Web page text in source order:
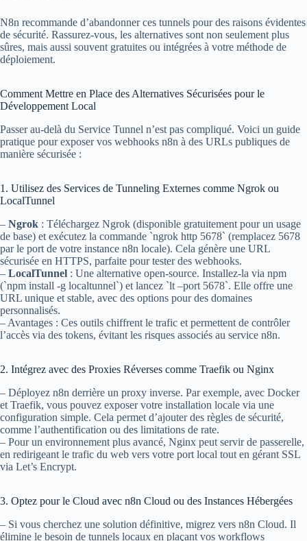
N8n recommande d’abandonner ces tunnels pour des raisons évidentes
de sécurité. Rassurez-vous, les alternatives sont non seulement plus
sûres, mais aussi souvent gratuites ou intégrées à votre méthode de
déploiement.
Comment Mettre en Place des Alternatives Sécurisées pour le
Développement Local
Passer au-delà du Service Tunnel n’est pas compliqué. Voici un guide
pratique pour exposer vos webhooks n8n à des URLs publiques de
manière sécurisée :
1. Utilisez des Services de Tunneling Externes comme Ngrok ou
LocalTunnel
– Ngrok : Téléchargez Ngrok (disponible gratuitement pour un usage
de base) et exécutez la commande `ngrok http 5678` (remplacez 5678
par le port de votre instance n8n locale). Cela génère une URL
sécurisée en HTTPS, parfaite pour tester des webhooks.
– LocalTunnel : Une alternative open-source. Installez-la via npm
(`npm install -g localtunnel`) et lancez `lt –port 5678`. Elle offre une
URL unique et stable, avec des options pour des domaines
personnalisés.
– Avantages : Ces outils chiffrent le trafic et permettent de contrôler
l’accès via des tokens, évitant les risques associés au service n8n.
2. Intégrez avec des Proxies Réverses comme Traefik ou Nginx
– Déployez n8n derrière un proxy inverse. Par exemple, avec Docker
et Traefik, vous pouvez exposer votre installation locale via une
configuration simple. Cela permet d’ajouter des règles de sécurité,
comme l’authentification ou des limitations de rate.
– Pour un environnement plus avancé, Nginx peut servir de passerelle,
en redirigeant le trafic du web vers votre port local tout en gérant SSL
via Let’s Encrypt.
3. Optez pour le Cloud avec n8n Cloud ou des Instances Hébergées
– Si vous cherchez une solution définitive, migrez vers n8n Cloud. Il
élimine le besoin de tunnels locaux en plaçant vos workflows